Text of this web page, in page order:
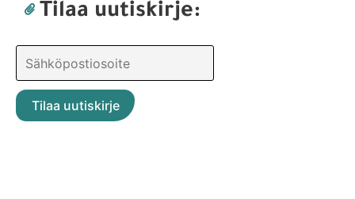
Tilaa uutiskirje: